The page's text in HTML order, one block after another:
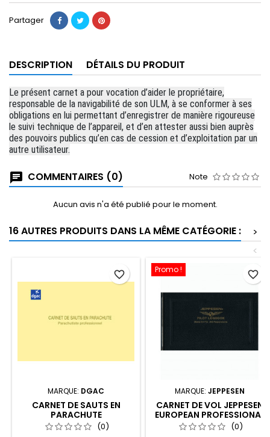
Partager
DESCRIPTION DÉTAILS DU PRODUIT
Le présent carnet a pour vocation d’aider le propriétaire,
responsable de la navigabilité de son ULM, à se conformer à ses
obligations en lui permettant d’enregistrer de manière rigoureuse
le suivi technique de l’appareil, et d’en attester aussi bien auprès
des pouvoirs publics qu’en cas de cession et d’exploitation par un
autre utilisateur.
COMMENTAIRES (0) Note
Aucun avis n'a été publié pour le moment.
16 AUTRES PRODUITS DANS LA MÊME CATÉGORIE :
>
<
MARQUE: DGAC
CARNET DE SAUTS EN
PARACHUTE
(0)
favorite_border Promo !
MARQUE: JEPPESEN
CARNET DE VOL JEPPESEN
EUROPEAN PROFESSIONAL
(0)
favorite_border